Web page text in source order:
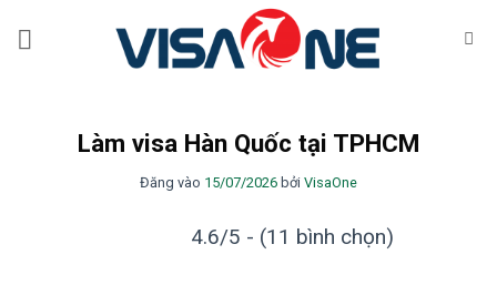
Làm visa Hàn Quốc tại TPHCM
Đăng vào 15/07/2026 bởi VisaOne
4.6/5 - (11 bình chọn)